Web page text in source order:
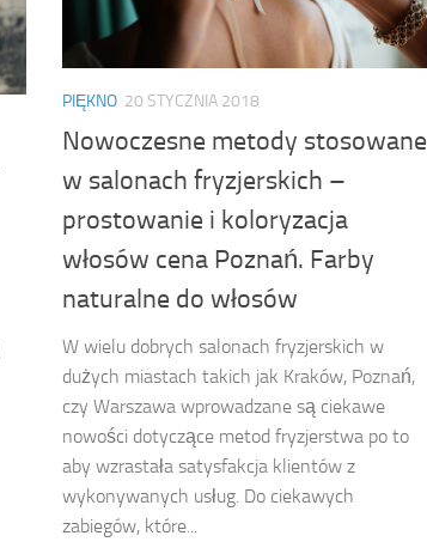
PIĘKNO 20 STYCZNIA 2018
Nowoczesne metody stosowane
w salonach fryzjerskich –
prostowanie i koloryzacja
włosów cena Poznań. Farby
naturalne do włosów
W wielu dobrych salonach fryzjerskich w
dużych miastach takich jak Kraków, Poznań,
czy Warszawa wprowadzane są ciekawe
nowości dotyczące metod fryzjerstwa po to
aby wzrastała satysfakcja klientów z
wykonywanych usług. Do ciekawych
zabiegów, które...